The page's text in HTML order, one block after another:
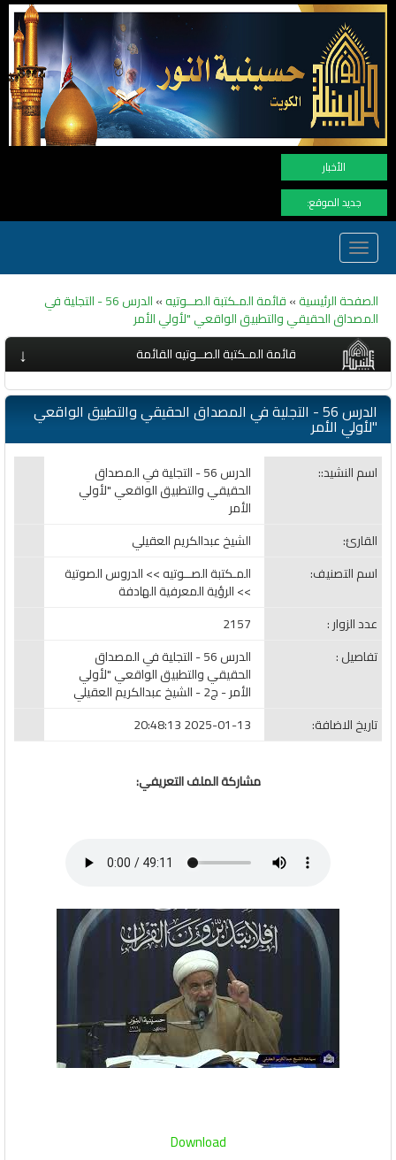
الأخبار
جديد الموقع:
Toggle
navigation
الصفحة الرئيسية»قائمة المـكتبة الصــوتيه» الدرس 56 - التجلية في
المصداق الحقيقي والتطبيق الواقعي "لأولي الأمر
↓ قائمة المـكتبة الصــوتيه القائمة
الدرس 56 - التجلية في المصداق الحقيقي والتطبيق الواقعي
"لأولي الأمر
اسم النشيد:: الدرس 56 - التجلية في المصداق
الحقيقي والتطبيق الواقعي "لأولي
الأمر
القارئ:
الشيخ عبدالكريم العقيلي
اسم التصنيف:
المـكتبة الصــوتيه >> الدروس الصوتية
>> الرؤية المعرفية الهادفة
عدد الزوار :
2157
تفاصيل :
الدرس 56 - التجلية في المصداق
الحقيقي والتطبيق الواقعي "لأولي
الأمر - ج2 - الشيخ عبدالكريم العقيلي
تاريخ الاضافة:
2025-01-13 20:48:13
مشاركة الملف التعريفي:
Download